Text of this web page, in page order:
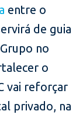
entre o
de guia
no
o
vai reforçar
privado, na